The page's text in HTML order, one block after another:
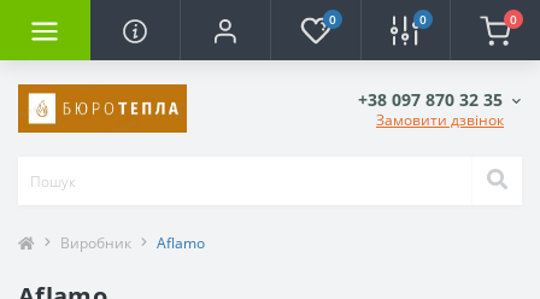
0 0 0
+38 097 870 32 35
Замовити дзвінок
Виробник Aflamo